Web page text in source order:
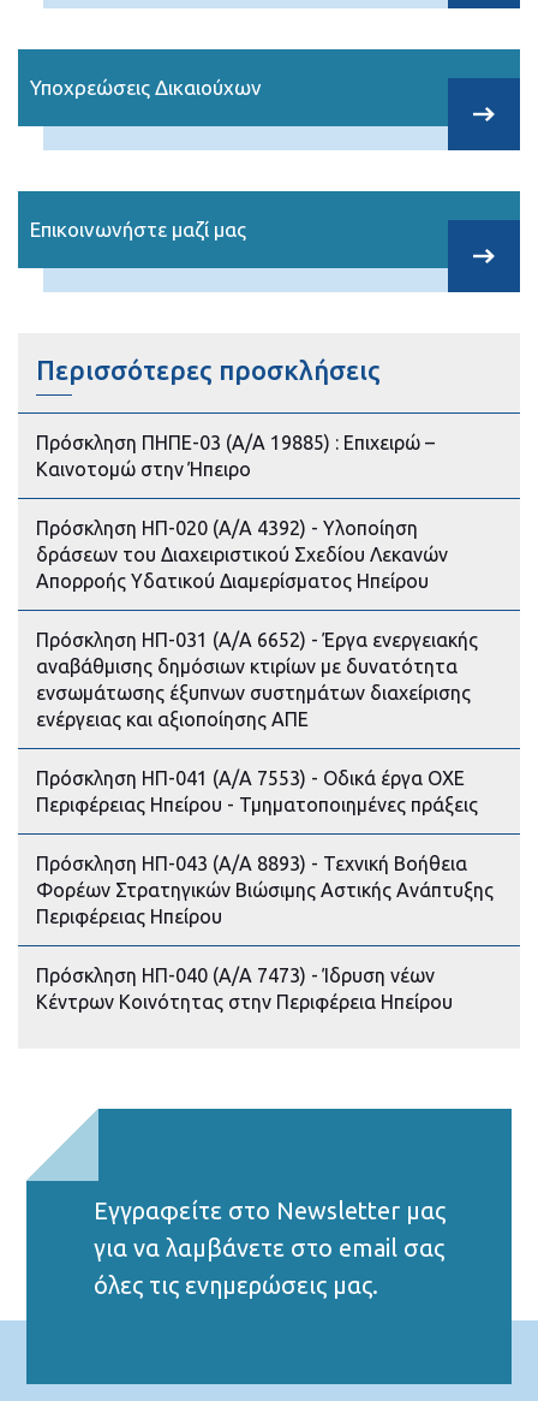
Υποχρεώσεις Δικαιούχων
Επικοινωνήστε μαζί μας
Περισσότερες προσκλήσεις
Πρόσκληση ΠΗΠΕ-03 (Α/Α 19885) : Επιχειρώ –
Καινοτομώ στην Ήπειρο
Πρόσκληση ΗΠ-020 (Α/Α 4392) - Υλοποίηση
δράσεων του Διαχειριστικού Σχεδίου Λεκανών
Απορροής Υδατικού Διαμερίσματος Ηπείρου
Πρόσκληση ΗΠ-031 (Α/Α 6652) - Έργα ενεργειακής
αναβάθμισης δημόσιων κτιρίων με δυνατότητα
ενσωμάτωσης έξυπνων συστημάτων διαχείρισης
ενέργειας και αξιοποίησης ΑΠΕ
Πρόσκληση ΗΠ-041 (Α/Α 7553) - Οδικά έργα ΟΧΕ
Περιφέρειας Ηπείρου - Τμηματοποιημένες πράξεις
Πρόσκληση ΗΠ-043 (Α/Α 8893) - Τεχνική Βοήθεια
Φορέων Στρατηγικών Βιώσιμης Αστικής Ανάπτυξης
Περιφέρειας Ηπείρου
Πρόσκληση ΗΠ-040 (Α/Α 7473) - Ίδρυση νέων
Κέντρων Κοινότητας στην Περιφέρεια Ηπείρου
Εγγραφείτε στο Νewsletter μας
για να λαμβάνετε στο email σας
όλες τις ενημερώσεις μας.